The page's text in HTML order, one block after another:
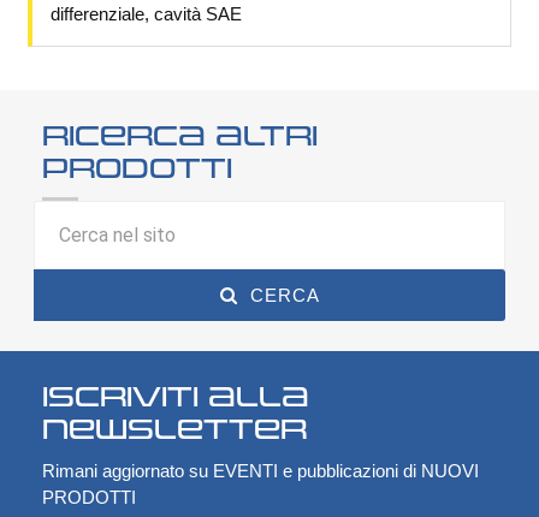
differenziale, cavità SAE
Ricerca altri
prodotti
CERCA
Iscriviti alla
Newsletter
Rimani aggiornato su EVENTI e pubblicazioni di NUOVI
PRODOTTI